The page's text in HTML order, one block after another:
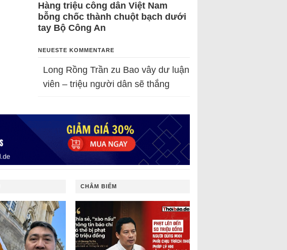
Hàng triệu công dân Việt Nam
bỗng chốc thành chuột bạch dưới
tay Bộ Công An
NEUESTE KOMMENTARE
Long Rồng Trần zu Bao vây dư luận
viên – triệu người dân sẽ thắng
CHÂM BIẾM